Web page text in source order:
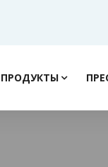
ПРОДУКТЫ